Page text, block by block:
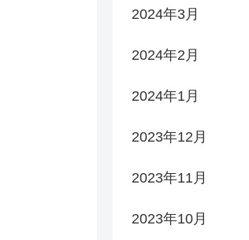
2024年3月
2024年2月
2024年1月
2023年12月
2023年11月
2023年10月